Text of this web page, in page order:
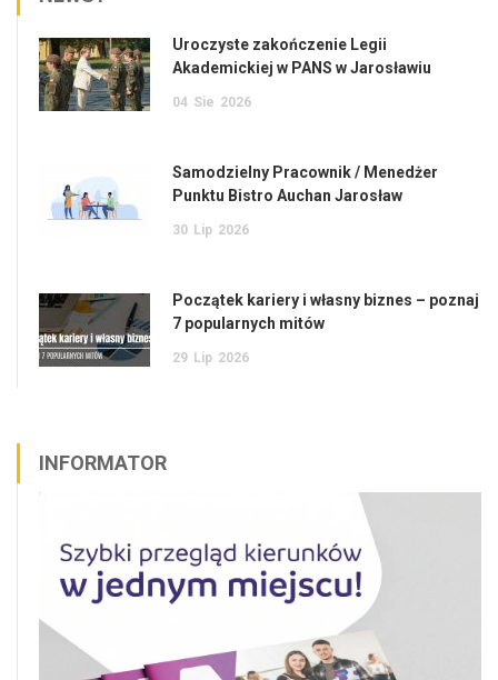
Uroczyste zakończenie Legii
Akademickiej w PANS w Jarosławiu
04 Sie 2026
Samodzielny Pracownik / Menedżer
Punktu Bistro Auchan Jarosław
30 Lip 2026
Początek kariery i własny biznes – poznaj
7 popularnych mitów
29 Lip 2026
INFORMATOR